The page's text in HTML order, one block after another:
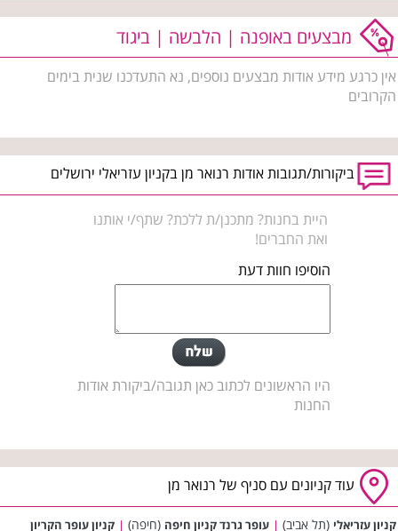
מבצעים באופנה | הלבשה | ביגוד
אין כרגע מידע אודות מבצעים נוספים, נא התעדכנו שנית בימים
הקרובים
ביקורות/תגובות אודות רנואר מן בקניון עזריאלי ירושלים
היית בחנות? מתכנן/ת ללכת? שתף/י אותנו
ואת החברים!
הוסיפו חוות דעת
היו הראשונים לכתוב כאן תגובה/ביקורת אודות
החנות
עוד קניונים עם סניף של רנואר מן
קניון עזריאלי (תל אביב) | עופר גרנד קניון חיפה (חיפה) | קניון עופר הקריון